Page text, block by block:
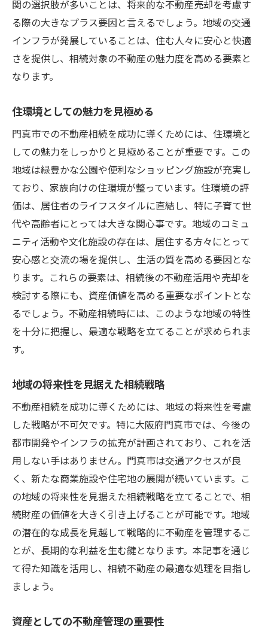
関の選択肢が多いことは、将来的な不動産売却を考慮す
る際の大きなプラス要因と言えるでしょう。地域の交通
インフラが発展していることは、住む人々に安心と快適
さを提供し、相続対象の不動産の魅力度を高める要素と
なります。
住環境としての魅力を見極める
門真市での不動産相続を成功に導くためには、住環境と
しての魅力をしっかりと見極めることが重要です。この
地域は緑豊かな公園や便利なショッピング施設が充実し
ており、家族向けの住環境が整っています。住環境の評
価は、居住者のライフスタイルに直結し、特に子育て世
代や高齢者にとっては大きな関心事です。地域のコミュ
ニティ活動や文化施設の存在は、居住する方々にとって
安心感と交流の場を提供し、生活の質を高める要因とな
ります。これらの要素は、相続後の不動産活用や売却を
検討する際にも、資産価値を高める重要なポイントとな
るでしょう。不動産相続時には、このような地域の特性
を十分に把握し、最適な戦略を立てることが求められま
す。
地域の将来性を見据えた相続戦略
不動産相続を成功に導くためには、地域の将来性を考慮
した戦略が不可欠です。特に大阪府門真市では、今後の
都市開発やインフラの拡充が計画されており、これを活
用しない手はありません。門真市は交通アクセスが良
く、新たな商業施設や住宅地の展開が続いています。こ
の地域の将来性を見据えた相続戦略を立てることで、相
続財産の価値を大きく引き上げることが可能です。地域
の潜在的な成長を見越して戦略的に不動産を管理するこ
とが、長期的な利益を生む鍵となります。本記事を通じ
て得た知識を活用し、相続不動産の最適な処理を目指し
ましょう。
資産としての不動産管理の重要性